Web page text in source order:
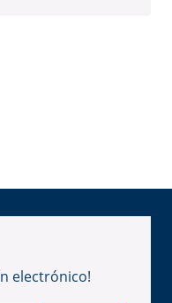
electrónico!